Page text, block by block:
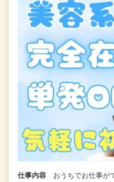
仕事内容
おうちでお仕事が